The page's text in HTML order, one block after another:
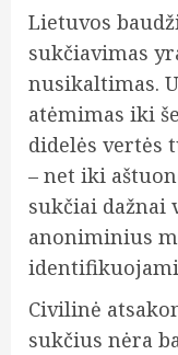
Lietuvos
sukčiavimas
nusikaltimas.
atėmimas iki
didelės vertės
– net iki
sukčiai dažnai
anoniminius
Civilinė
sukčius nėra